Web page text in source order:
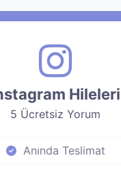
Hileleri
5 Ücretsiz Yorum
Anında Teslimat